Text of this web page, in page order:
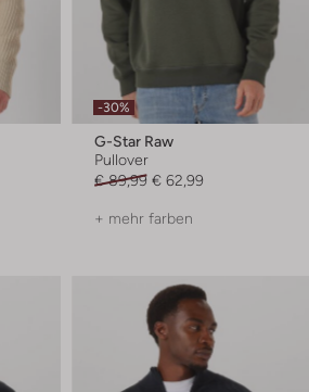
-30%
G-Star Raw
Pullover
€ 89,99 € 62,99
+ mehr farben